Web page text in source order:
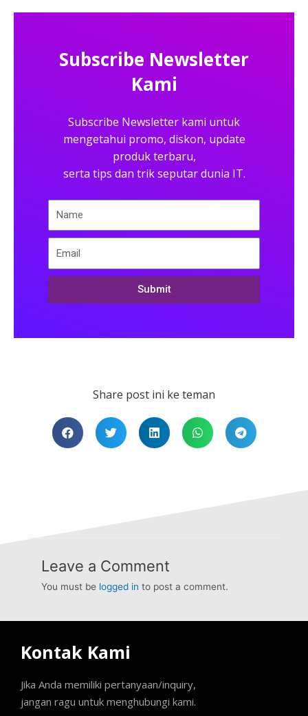
Subscribe Newsletter
Kami
Subscribe Newsletter kami untuk
mengetahui promo, diskon, update
produk terbaru,
serta tips dan trik seputar dunia IT.
Submit
Share post ini ke teman
Leave a Comment
You must be logged in to post a comment.
Kontak Kami
Jika Anda memiliki pertanyaan/inquiry,
jangan ragu untuk menghubungi kami.